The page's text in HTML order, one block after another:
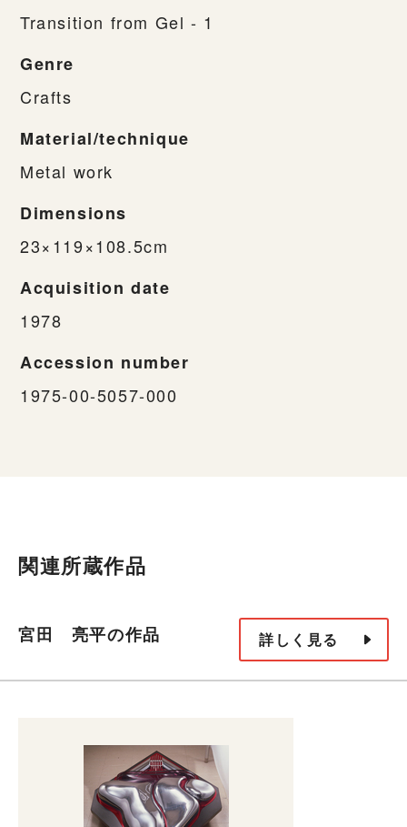
Transition from Gel - 1
Genre
Crafts
Material/technique
Metal work
Dimensions
23×119×108.5cm
Acquisition date
1978
Accession number
1975-00-5057-000
関連所蔵作品
宮田 亮平の作品 詳しく見る